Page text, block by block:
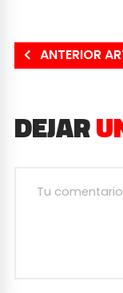
ANTERIOR
DEJAR